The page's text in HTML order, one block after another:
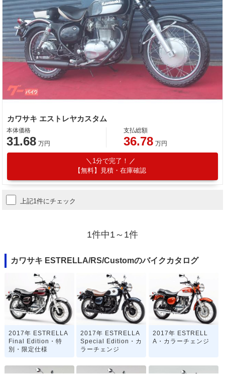
カワサキ エストレヤカスタム
本体価格
31.68 万円
支払総額
36.78 万円
1分で完了！
【無料】見積・在庫確認
上記1件にチェック
1件中1～1件
カワサキ ESTRELLA/RS/Customのバイクカタログ
2017年 ESTRELLA
Final Edition・特
別・限定仕様
2017年 ESTRELLA
Special Edition・カ
ラーチェンジ
2017年 ESTRELL
A・カラーチェンジ